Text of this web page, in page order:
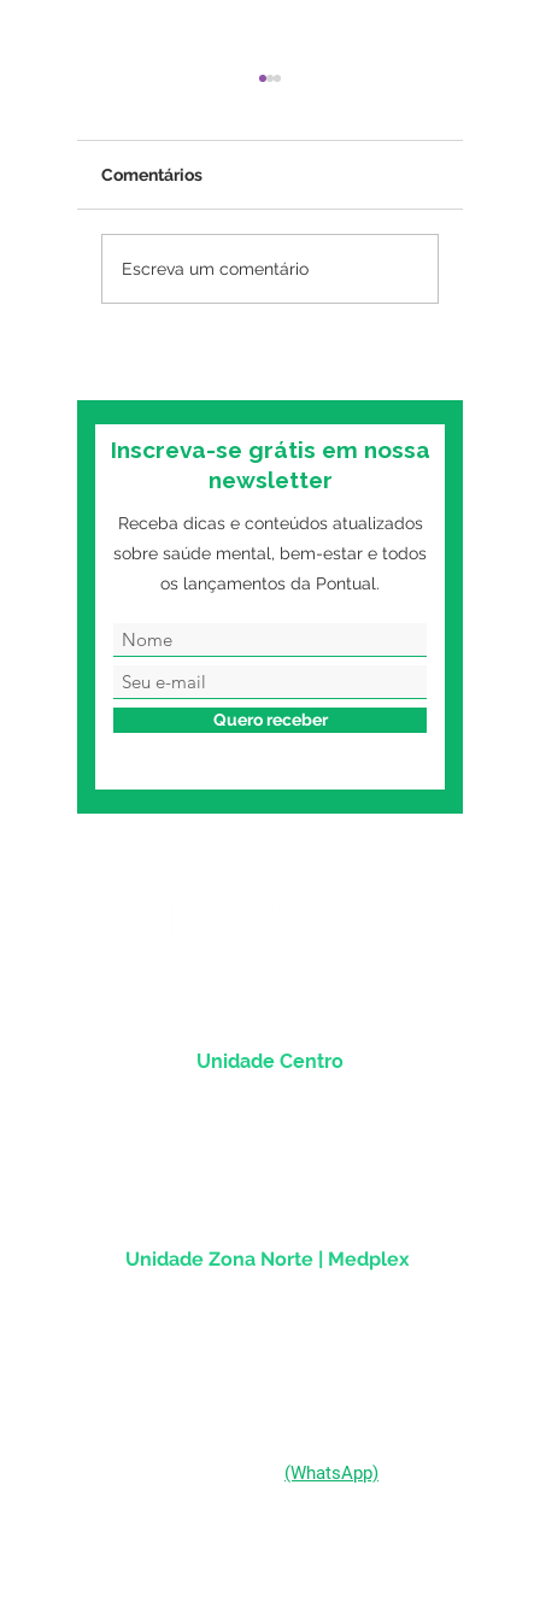
Psicoterapia online
funciona? O que as
Comentários
Escreva um comentário
Inscreva-se grátis em nossa
newsletter
Receba dicas e conteúdos atualizados
sobre saúde mental, bem-estar e todos
os lançamentos da Pontual.
Quero receber
Unidade Centro
Unidade Zona Norte | Medplex
(WhatsApp)